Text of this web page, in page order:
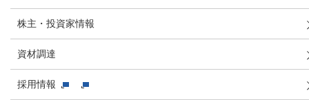
株主・投資家情報
資材調達
採用情報